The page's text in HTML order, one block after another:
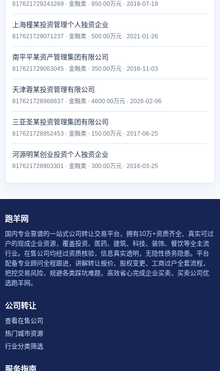
817621729243269 · 金融类 · 950.00万元 · 2018-07-19
上海槿某投资管理个人独资企业
817621729071237 · 金融类 · 500.00万元 · 2021-01-26
南平平某资产管理集团有限公司
817621729063045 · 金融类 · 350.00万元 · 2016-11-03
天津蓉某投资管理有限公司
817621728968837 · 金融类 · 4600.00万元 · 2026-02-06
三亚圣某投资管理集团有限公司
817621728952453 · 金融类 · 150.00万元 · 2017-06-25
河源明某创业投资个人独资企业
817621728903301 · 金融类 · 300.00万元 · 2016-03-25
跑羊网
国内专业靠谱的一站式公司转让交易平台，拥有10万+资质齐全、真实可过
户的现成企业资源，覆盖投资、医药、建筑、科技、装饰、餐饮等全主流
行业。在售公司均经过资质核验，信息真实透明，无隐性债务隐患。平台
配备专业顾问全程跟进，讲解转让报价、股权变更、工商过户全套流程，
把控交易风险，规避各类踩坑难题，高效省心完成企业买卖，买卖公司优
选跑羊网。
公司转让
查看在售公司
热门城市资源
行业分类筛选
服务指南